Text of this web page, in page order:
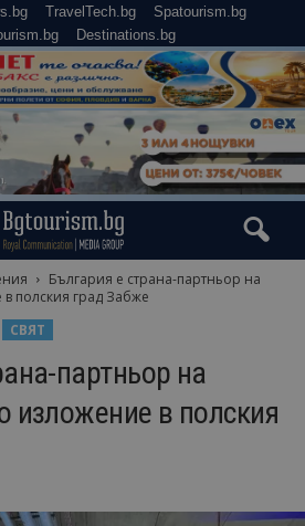
TravelTech.bg
Spatourism.bg
Destinations.bg
България е страна-партньор на
полския град Забже
СВЯТ
партньор на
изложение в полския